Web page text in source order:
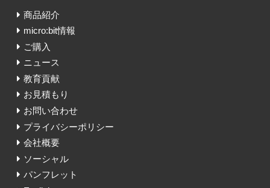
商品紹介
micro:bit情報
ご購入
ニュース
教育貢献
お見積もり
お問い合わせ
プライバシーポリシー
会社概要
ソーシャル
パンフレット